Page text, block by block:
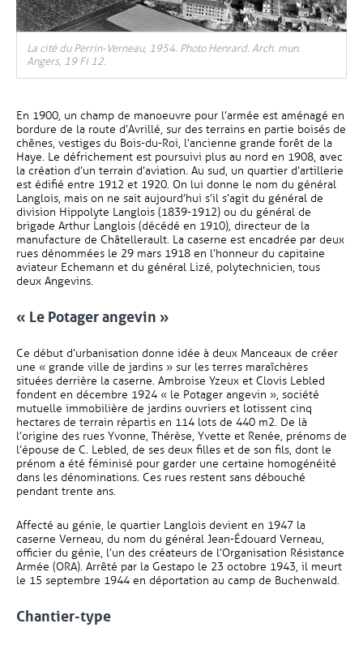
La cité du Perrin-Verneau, 1954. Photo Henrard. Arch. mun.
Angers, 19 Fi 12.
En 1900, un champ de manoeuvre pour l’armée est aménagé en
bordure de la route d’Avrillé, sur des terrains en partie boisés de
chênes, vestiges du Bois-du-Roi, l’ancienne grande forêt de la
Haye. Le défrichement est poursuivi plus au nord en 1908, avec
la création d’un terrain d’aviation. Au sud, un quartier d’artillerie
est édifié entre 1912 et 1920. On lui donne le nom du général
Langlois, mais on ne sait aujourd’hui s’il s’agit du général de
division Hippolyte Langlois (1839-1912) ou du général de
brigade Arthur Langlois (décédé en 1910), directeur de la
manufacture de Châtellerault. La caserne est encadrée par deux
rues dénommées le 29 mars 1918 en l’honneur du capitaine
aviateur Echemann et du général Lizé, polytechnicien, tous
deux Angevins.
« Le Potager angevin »
Ce début d’urbanisation donne idée à deux Manceaux de créer
une « grande ville de jardins » sur les terres maraîchères
situées derrière la caserne. Ambroise Yzeux et Clovis Lebled
fondent en décembre 1924 « le Potager angevin », société
mutuelle immobilière de jardins ouvriers et lotissent cinq
hectares de terrain répartis en 114 lots de 440 m2. De là
l’origine des rues Yvonne, Thérèse, Yvette et Renée, prénoms de
l’épouse de C. Lebled, de ses deux filles et de son fils, dont le
prénom a été féminisé pour garder une certaine homogénéité
dans les dénominations. Ces rues restent sans débouché
pendant trente ans.
Affecté au génie, le quartier Langlois devient en 1947 la
caserne Verneau, du nom du général Jean-Édouard Verneau,
officier du génie, l’un des créateurs de l’Organisation Résistance
Armée (ORA). Arrêté par la Gestapo le 23 octobre 1943, il meurt
le 15 septembre 1944 en déportation au camp de Buchenwald.
Chantier-type